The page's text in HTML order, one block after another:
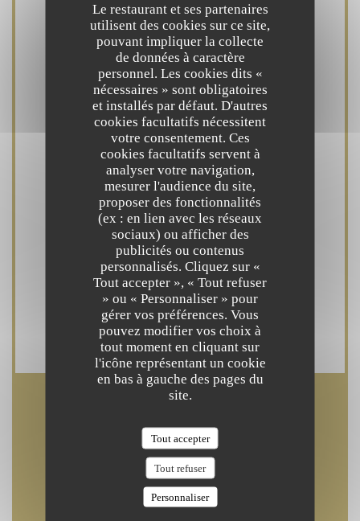
Le restaurant et ses partenaires
utilisent des cookies sur ce site,
pouvant impliquer la collecte
de données à caractère
personnel. Les cookies dits «
nécessaires » sont obligatoires
et installés par défaut. D'autres
cookies facultatifs nécessitent
votre consentement. Ces
cookies facultatifs servent à
analyser votre navigation,
mesurer l'audience du site,
proposer des fonctionnalités
(ex : en lien avec les réseaux
sociaux) ou afficher des
publicités ou contenus
personnalisés. Cliquez sur «
Tout accepter », « Tout refuser
» ou « Personnaliser » pour
gérer vos préférences. Vous
pouvez modifier vos choix à
tout moment en cliquant sur
l'icône représentant un cookie
en bas à gauche des pages du
site.
Tout accepter
Tout refuser
Personnaliser
Cuisine
Produits frais, Fait maison, Terroir
Type de restaurant
Bistronomique
Services
Climatisation, Accès aux personnes à mobilité
réduite, Terrasse, Accès Wifi
Moyens de paiement
Apple Pay, Paiement Sans Contact,
Eurocard/Mastercard, Titres restaurant, Espèces,
Visa, American Express, Carte Bleue
Lun-Jeu